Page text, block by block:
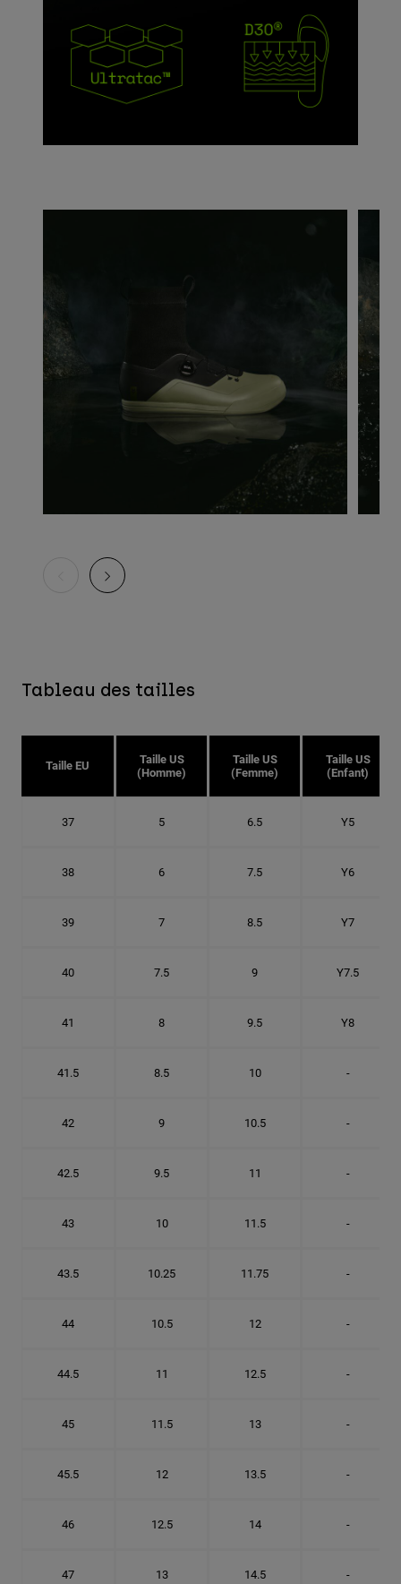
Tableau des tailles
Taille EU
Taille US
(Homme)
Taille US
(Femme)
Taille US
(Enfant)
37 5 6.5 Y5
38 6 7.5 Y6
39 7 8.5 Y7
40 7.5 9 Y7.5
41 8 9.5 Y8
41.5 8.5 10 -
42 9 10.5 -
42.5 9.5 11 -
43 10 11.5 -
43.5 10.25 11.75 -
44 10.5 12 -
44.5 11 12.5 -
45 11.5 13 -
45.5 12 13.5 -
46 12.5 14 -
47 13 14.5 -